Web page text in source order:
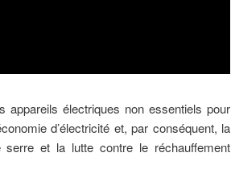
électriques non essentiels pour
d’électricité et, par conséquent, la
et la lutte contre le réchauffement